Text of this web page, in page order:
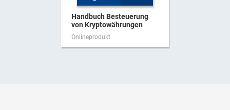
Handbuch Besteuerung
von Kryptowährungen
Onlineprodukt